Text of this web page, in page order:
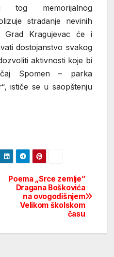
tog memorijalnog
stradanje nevinih
Grad Kragujevac će i
dostojanstvo svakog
aktivnosti koje bi
Spomen – parka
ističe se u saopštenju
Poema „Srce zemlje”
Dragana Boškovića
na ovogodišnjem
Velikom školskom
času